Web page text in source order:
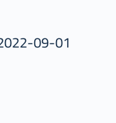
09-01